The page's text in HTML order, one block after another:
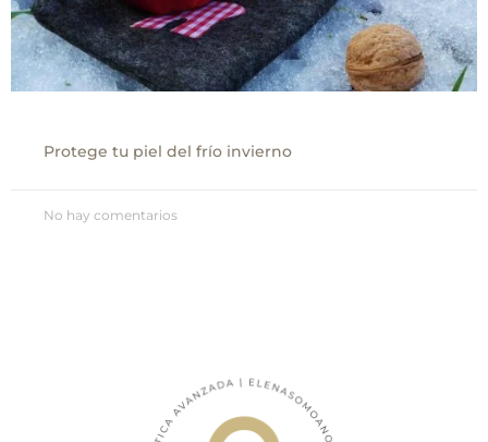
Protege tu piel del frío invierno
No hay comentarios